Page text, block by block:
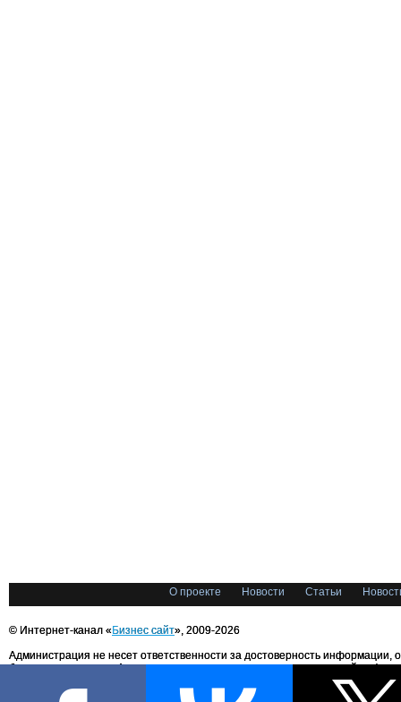
О проекте Новости Статьи
© Интернет-канал «Бизнес сайт», 2009-2026
Администрация не несет ответственности за достоверность информации,
блоггерами портала. Администрация не предоставляет справочной
Все права на любые материалы, опубликованные на сайте, защищены в